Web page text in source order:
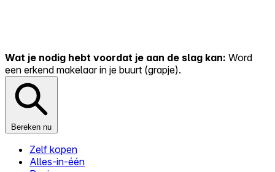
Wat je nodig hebt voordat je aan de slag kan: Word
een erkend makelaar in je buurt (grapje).
Bereken nu
Zelf kopen
Alles-in-één